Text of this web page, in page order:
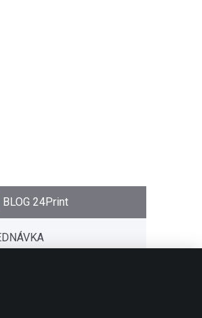
BLOG 24Print